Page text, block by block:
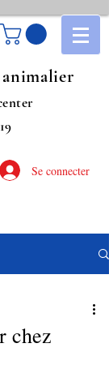
Se connecter
chez